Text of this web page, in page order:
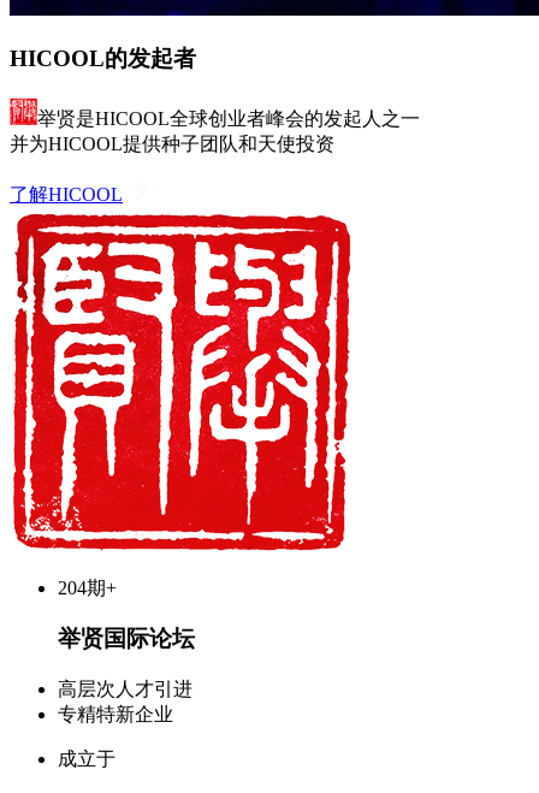
HICOOL的发起者
举贤是HICOOL全球创业者峰会的发起人之一
并为HICOOL提供种子团队和天使投资
了解HICOOL
204期+
举贤国际论坛
高层次人才引进
专精特新企业
成立于